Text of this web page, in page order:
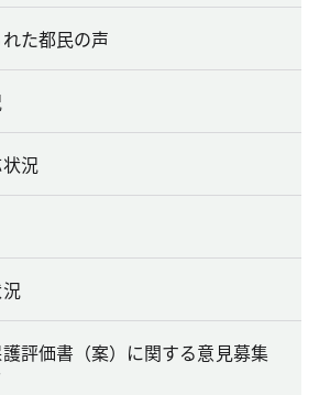
た都民の声
況
評価書（案）に関する意見募集